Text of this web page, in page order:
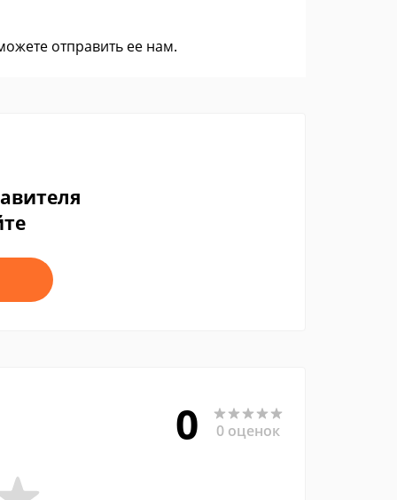
отправить ее нам.
0 0 оценок